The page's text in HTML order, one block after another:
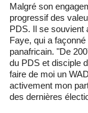
Malgré son
progressif des
PDS. Il se souvient
Faye, qui a
panafricain. "De
du PDS et disciple
faire de moi un
activement mon
des dernières